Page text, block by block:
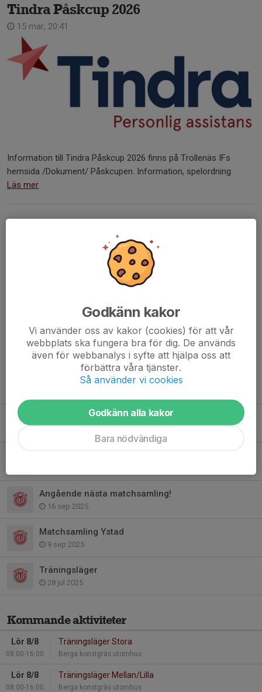
Tindra Påskcup 2026
15 mar, 20:41
Information till Tindra Påskcup 2026 finns på Trollenäs IFs
hemsida /Dokument/ Påskcupen. Information, spelordning.
Läs mer
Träningar!
På Tisdag den 25/11 är det sista utomhus träningen detta året
och på Torsdag den 27/11 är sista inomhus träningen +
med vänliga hälsningar,
ledarna
Läs mer
Träningskläder!
Angående nästa matchsamling!
16 sep 2025
Matchsamling Ystad
9 sep 2025
Träningsläger
28 jul 2025
Kommande aktiviteter
Lör 8/8
08:00-16:00
Träningsläger Stora
Berga konstgräs utomhus
Lör 8/8
08:00-16:00
Träningsläger Mellan/Lilla
Berga konstgräs utomhus
Godkänn kakor
Vi använder oss av kakor (cookies) för att vår
webbplats ska fungera bra för dig. De används
även för webbanalys i syfte att hjälpa oss att
förbättra våra tjänster.
Så använder vi cookies
Godkänn alla kakor
Bara nödvändiga